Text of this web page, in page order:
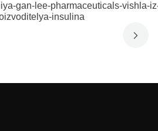
gan-lee-pharmaceuticals-vishla-
insulina